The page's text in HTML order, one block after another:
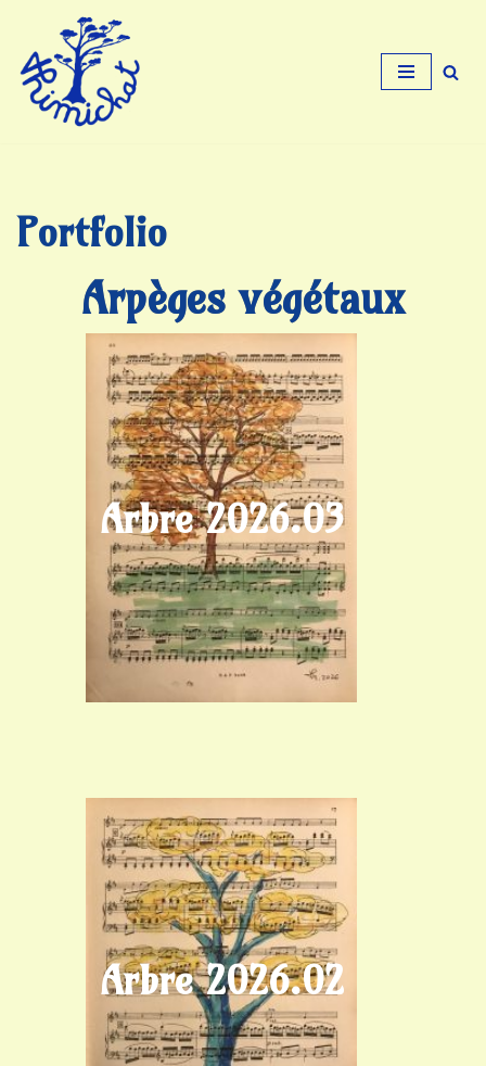
Aller
au
contenu
Portfolio
Arpèges végétaux
Arbre 2026.03
Arbre 2026.02